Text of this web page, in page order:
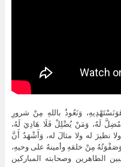
وَنَعُوذُ باللهِ مِنْ شرورِ
مُضِلَّ لَهُ، وَمَنْ يُضْلِلْ فَلَا هَادِيَ لَهُ،
نظيرَ له ولا مثالَ له، وَأَشْهَدُ أَنَّ
وَصَفْوَتُهُ مِنْ خلقهِ وأمينهُ على وحيهِ،
الطاهرين وصحابته المباركين